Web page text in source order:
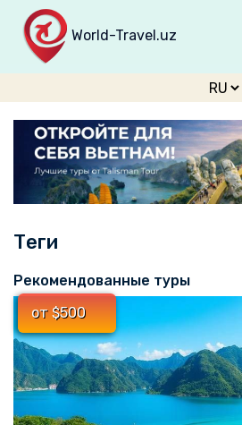
World-Travel.uz
Главная
Туры
Тур. фирмы
Табло
Войти
support@world-
Теги
Рекомендованные туры
от $500